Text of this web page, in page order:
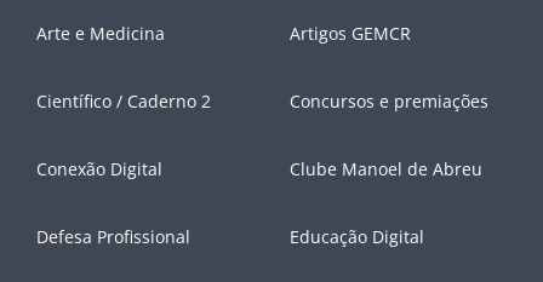
Arte e Medicina Artigos GEMCR
Científico / Caderno 2 Concursos e premiações
Conexão Digital Clube Manoel de Abreu
Defesa Profissional Educação Digital